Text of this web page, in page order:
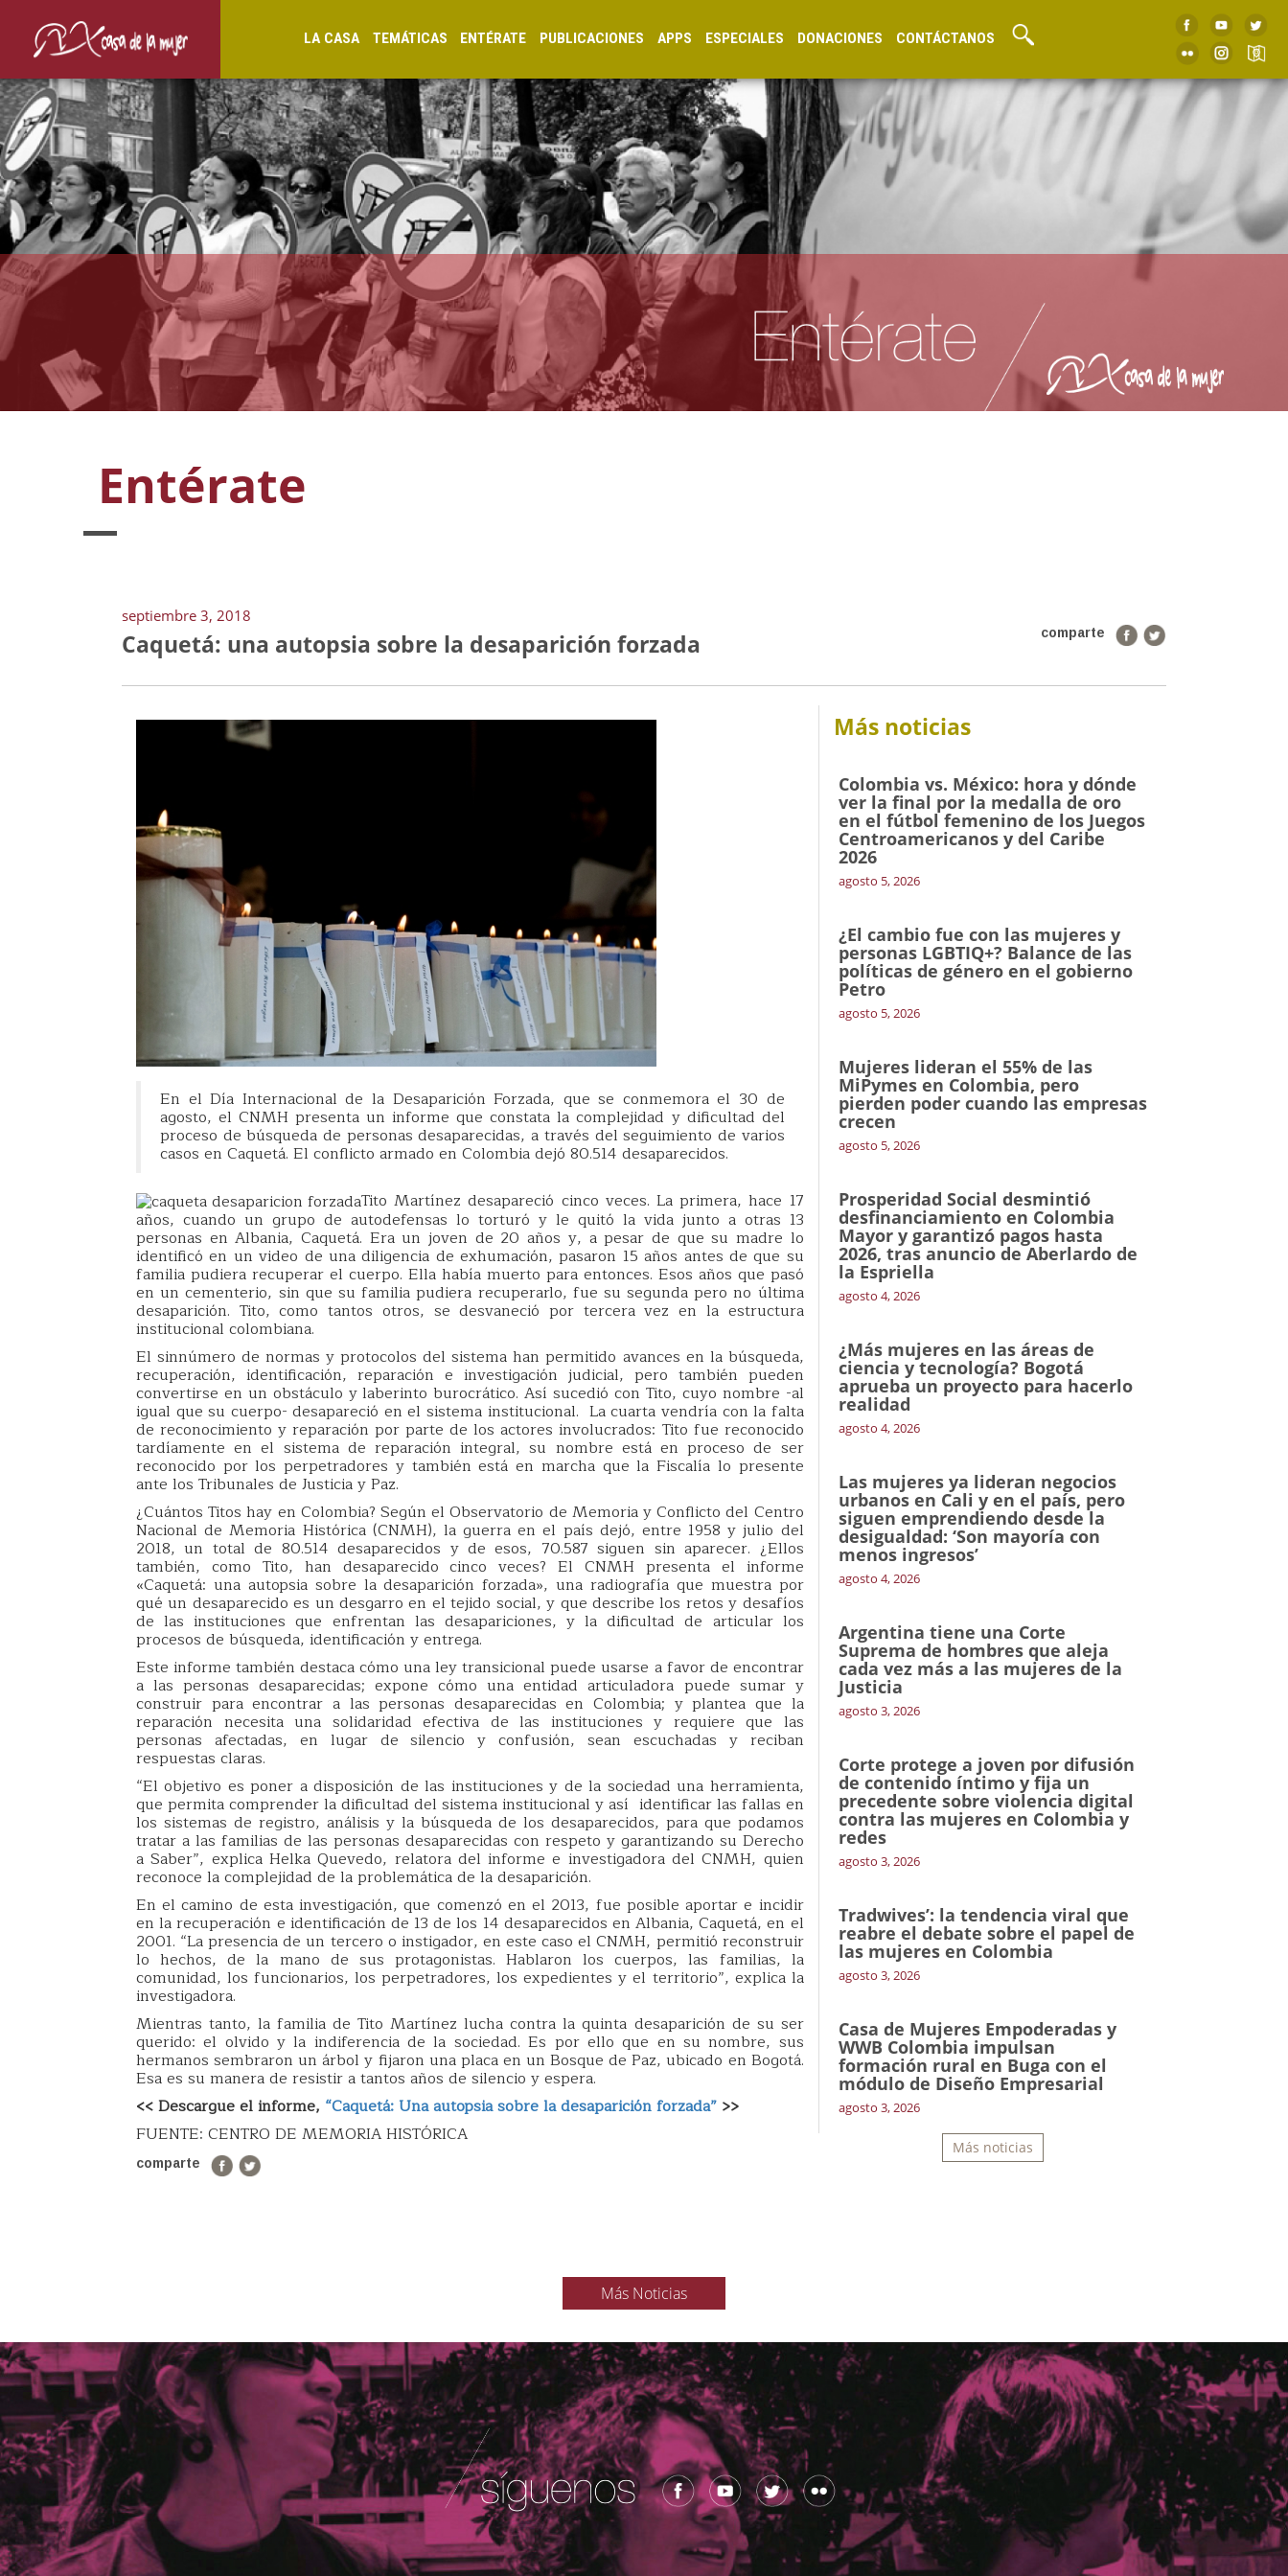
LA CASA TEMÁTICAS ENTÉRATE PUBLICACIONES APPS ESPECIALES DONACIONES CONTÁCTANOS
Entérate
septiembre 3, 2018
comparte
Caquetá: una autopsia sobre la desaparición forzada
En el Día Internacional de la Desaparición Forzada, que se conmemora el 30 de
agosto, el CNMH presenta un informe que constata la complejidad y dificultad del
proceso de búsqueda de personas desaparecidas, a través del seguimiento de varios
casos en Caquetá. El conflicto armado en Colombia dejó 80.514 desaparecidos.
Tito Martínez desapareció cinco veces. La primera, hace 17
años, cuando un grupo de autodefensas lo torturó y le quitó la vida junto a otras 13
personas en Albania, Caquetá. Era un joven de 20 años y, a pesar de que su madre lo
identificó en un video de una diligencia de exhumación, pasaron 15 años antes de que su
familia pudiera recuperar el cuerpo. Ella había muerto para entonces. Esos años que pasó
en un cementerio, sin que su familia pudiera recuperarlo, fue su segunda pero no última
desaparición. Tito, como tantos otros, se desvaneció por tercera vez en la estructura
institucional colombiana.
El sinnúmero de normas y protocolos del sistema han permitido avances en la búsqueda,
recuperación, identificación, reparación e investigación judicial, pero también pueden
convertirse en un obstáculo y laberinto burocrático. Así sucedió con Tito, cuyo nombre -al
igual que su cuerpo- desapareció en el sistema institucional. La cuarta vendría con la falta
de reconocimiento y reparación por parte de los actores involucrados: Tito fue reconocido
tardíamente en el sistema de reparación integral, su nombre está en proceso de ser
reconocido por los perpetradores y también está en marcha que la Fiscalía lo presente
ante los Tribunales de Justicia y Paz.
¿Cuántos Titos hay en Colombia? Según el Observatorio de Memoria y Conflicto del Centro
Nacional de Memoria Histórica (CNMH), la guerra en el país dejó, entre 1958 y julio del
2018, un total de 80.514 desaparecidos y de esos, 70.587 siguen sin aparecer. ¿Ellos
también, como Tito, han desaparecido cinco veces? El CNMH presenta el informe
«Caquetá: una autopsia sobre la desaparición forzada», una radiografía que muestra por
qué un desaparecido es un desgarro en el tejido social, y que describe los retos y desafíos
de las instituciones que enfrentan las desapariciones, y la dificultad de articular los
procesos de búsqueda, identificación y entrega.
Este informe también destaca cómo una ley transicional puede usarse a favor de encontrar
a las personas desaparecidas; expone cómo una entidad articuladora puede sumar y
construir para encontrar a las personas desaparecidas en Colombia; y plantea que la
reparación necesita una solidaridad efectiva de las instituciones y requiere que las
personas afectadas, en lugar de silencio y confusión, sean escuchadas y reciban
respuestas claras.
“El objetivo es poner a disposición de las instituciones y de la sociedad una herramienta,
que permita comprender la dificultad del sistema institucional y así identificar las fallas en
los sistemas de registro, análisis y la búsqueda de los desaparecidos, para que podamos
tratar a las familias de las personas desaparecidas con respeto y garantizando su Derecho
a Saber”, explica Helka Quevedo, relatora del informe e investigadora del CNMH, quien
reconoce la complejidad de la problemática de la desaparición.
En el camino de esta investigación, que comenzó en el 2013, fue posible aportar e incidir
en la recuperación e identificación de 13 de los 14 desaparecidos en Albania, Caquetá, en el
2001. “La presencia de un tercero o instigador, en este caso el CNMH, permitió reconstruir
lo hechos, de la mano de sus protagonistas. Hablaron los cuerpos, las familias, la
comunidad, los funcionarios, los perpetradores, los expedientes y el territorio”, explica la
investigadora.
Mientras tanto, la familia de Tito Martínez lucha contra la quinta desaparición de su ser
querido: el olvido y la indiferencia de la sociedad. Es por ello que en su nombre, sus
hermanos sembraron un árbol y fijaron una placa en un Bosque de Paz, ubicado en Bogotá.
Esa es su manera de resistir a tantos años de silencio y espera.
<< Descargue el informe, “Caquetá: Una autopsia sobre la desaparición forzada” >>
FUENTE: CENTRO DE MEMORIA HISTÓRICA
comparte
Más noticias
Colombia vs. México: hora y dónde
ver la final por la medalla de oro
en el fútbol femenino de los Juegos
Centroamericanos y del Caribe
2026
agosto 5, 2026
¿El cambio fue con las mujeres y
personas LGBTIQ+? Balance de las
políticas de género en el gobierno
Petro
agosto 5, 2026
Mujeres lideran el 55% de las
MiPymes en Colombia, pero
pierden poder cuando las empresas
crecen
agosto 5, 2026
Prosperidad Social desmintió
desfinanciamiento en Colombia
Mayor y garantizó pagos hasta
2026, tras anuncio de Aberlardo de
la Espriella
agosto 4, 2026
¿Más mujeres en las áreas de
ciencia y tecnología? Bogotá
aprueba un proyecto para hacerlo
realidad
agosto 4, 2026
Las mujeres ya lideran negocios
urbanos en Cali y en el país, pero
siguen emprendiendo desde la
desigualdad: ‘Son mayoría con
menos ingresos’
agosto 4, 2026
Argentina tiene una Corte
Suprema de hombres que aleja
cada vez más a las mujeres de la
Justicia
agosto 3, 2026
Corte protege a joven por difusión
de contenido íntimo y fija un
precedente sobre violencia digital
contra las mujeres en Colombia y
redes
agosto 3, 2026
Tradwives’: la tendencia viral que
reabre el debate sobre el papel de
las mujeres en Colombia
agosto 3, 2026
Casa de Mujeres Empoderadas y
WWB Colombia impulsan
formación rural en Buga con el
módulo de Diseño Empresarial
agosto 3, 2026
Más noticias
Más Noticias